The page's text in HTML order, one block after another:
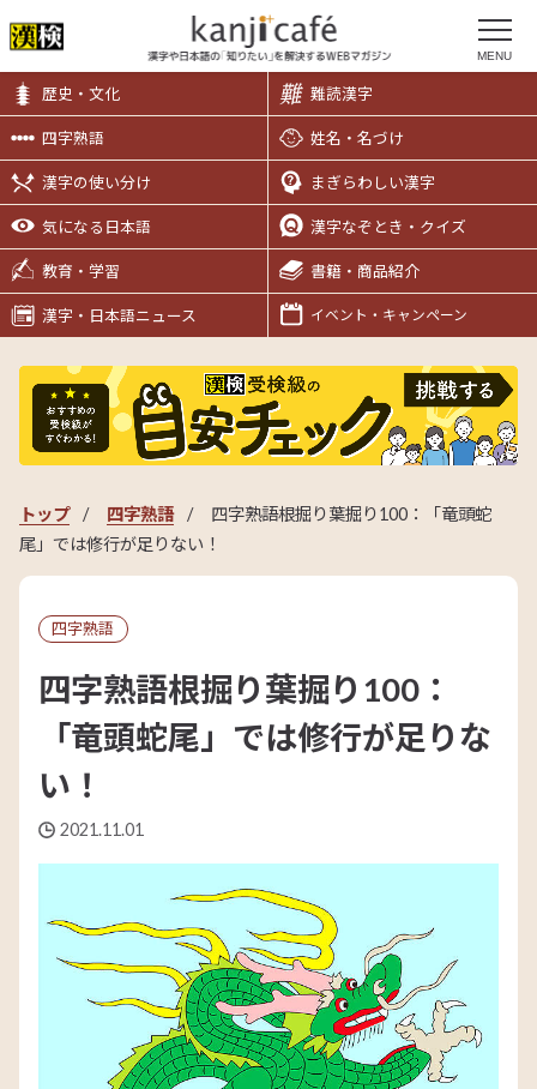
MENU
歴史・文化 難読漢字
四字熟語 姓名・名づけ
漢字の使い分け まぎらわしい漢字
気になる日本語 漢字なぞとき・クイズ
教育・学習 書籍・商品紹介
漢字・日本語ニュース イベント・キャンペーン
トップ 四字熟語
四字熟語根掘り葉掘り100：「竜頭蛇
尾」では修行が足りない！
四字熟語
四字熟語根掘り葉掘り100：
「竜頭蛇尾」では修行が足りな
い！
2021.11.01